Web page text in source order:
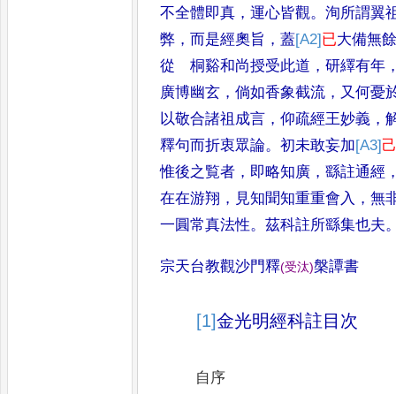
不全體即真 ，運心皆觀。洵所謂翼
弊 ， 而是經奧旨 ，蓋[A2] 已大備無
從 桐谿和尚授受此道 ，研繹有年
廣博幽玄 ，倘如香象截流 ， 又何憂
以敬合諸祖成言 ，仰疏經王妙義 ，
釋句而折衷眾論。初未敢妄加[A3]
惟後之覧者 ， 即略知廣 ，繇註通經
在在游翔 ， 見知聞知重重會入 ，無
一圓常真法性。茲科註所繇集也夫
宗天台教觀沙門釋(受汰)槃譚書
[1]金光明經科註目次
自序